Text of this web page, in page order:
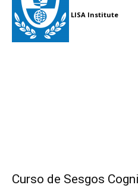
LISA Institute
Curso de Sesgos